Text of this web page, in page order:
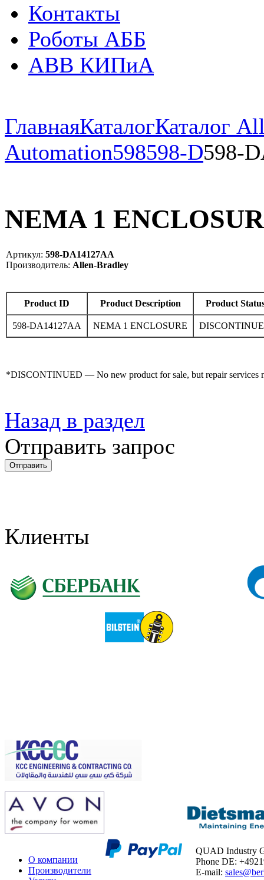
Контакты
Роботы АББ
ABB КИПиА
ГлавнаяКаталогКаталог
Automation598598-D598-
NEMA 1
Артикул: 598-DA14127AA
Производитель: Allen-Bradley
Product ID Product Description Product
598-DA14127AA NEMA 1 ENCLOSURE
*DISCONTINUED — No new product for sale, but repair services
Назад в раздел
Отправить запрос
Клиенты
О компании
Производители
QUAD Industry
Phone DE:
E-mail: